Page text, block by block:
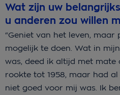
Wat zijn uw
u anderen zou willen
“Geniet van het leven,
mogelijk te doen. Wat in
was, deed ik altijd met mate
rookte tot 1958, maar had
niet goed voor mij was. Ik